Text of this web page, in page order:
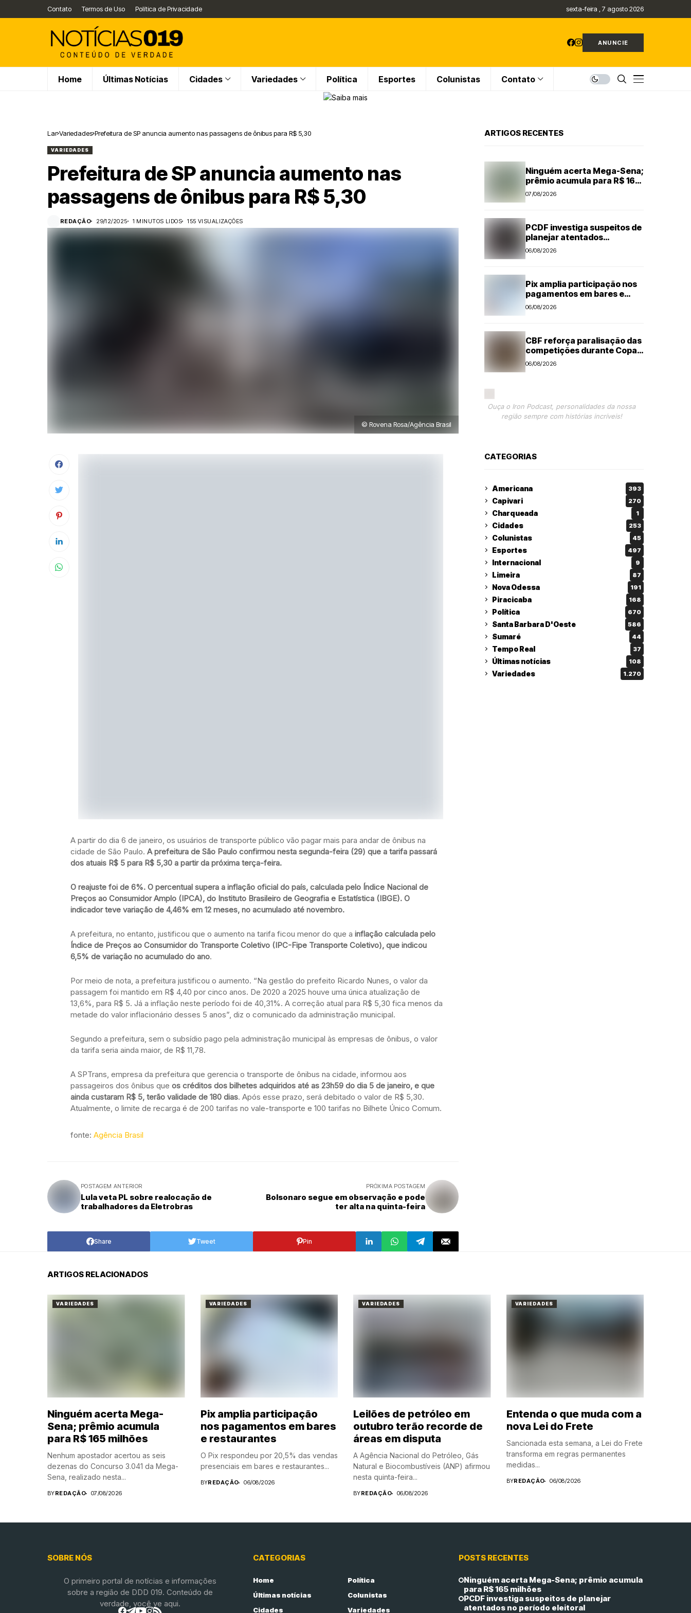
Contato Termos de Uso Política de Privacidade sexta-feira , 7 agosto 2026
ANUNCIE
Home Últimas Notícias Cidades Variedades Política Esportes Colunistas Contato
Lar Variedades Prefeitura de SP anuncia aumento nas passagens de ônibus para R$ 5,30
VARIEDADES
Prefeitura de SP anuncia aumento nas
passagens de ônibus para R$ 5,30
REDAÇÃO 29/12/2025 1 MINUTOS LIDOS 155 VISUALIZAÇÕES
© Rovena Rosa/Agência Brasil
A partir do dia 6 de janeiro, os usuários de transporte público vão pagar mais para andar de ônibus na
cidade de São Paulo. A prefeitura de São Paulo confirmou nesta segunda-feira (29) que a tarifa passará
dos atuais R$ 5 para R$ 5,30 a partir da próxima terça-feira.
O reajuste foi de 6%. O percentual supera a inflação oficial do país, calculada pelo Índice Nacional de
Preços ao Consumidor Amplo (IPCA), do Instituto Brasileiro de Geografia e Estatística (IBGE). O
indicador teve variação de 4,46% em 12 meses, no acumulado até novembro.
A prefeitura, no entanto, justificou que o aumento na tarifa ficou menor do que a inflação calculada pelo
Índice de Preços ao Consumidor do Transporte Coletivo (IPC-Fipe Transporte Coletivo), que indicou
6,5% de variação no acumulado do ano.
Por meio de nota, a prefeitura justificou o aumento. “Na gestão do prefeito Ricardo Nunes, o valor da
passagem foi mantido em R$ 4,40 por cinco anos. De 2020 a 2025 houve uma única atualização de
13,6%, para R$ 5. Já a inflação neste período foi de 40,31%. A correção atual para R$ 5,30 fica menos da
metade do valor inflacionário desses 5 anos”, diz o comunicado da administração municipal.
Segundo a prefeitura, sem o subsídio pago pela administração municipal às empresas de ônibus, o valor
da tarifa seria ainda maior, de R$ 11,78.
A SPTrans, empresa da prefeitura que gerencia o transporte de ônibus na cidade, informou aos
passageiros dos ônibus que os créditos dos bilhetes adquiridos até as 23h59 do dia 5 de janeiro, e que
ainda custaram R$ 5, terão validade de 180 dias. Após esse prazo, será debitado o valor de R$ 5,30.
Atualmente, o limite de recarga é de 200 tarifas no vale-transporte e 100 tarifas no Bilhete Único Comum.
fonte: Agência Brasil
POSTAGEM ANTERIOR
Lula veta PL sobre realocação de
trabalhadores da Eletrobras
PRÓXIMA POSTAGEM
Bolsonaro segue em observação e pode
ter alta na quinta-feira
Share Tweet Pin
ARTIGOS RECENTES
Ninguém acerta Mega-Sena;
prêmio acumula para R$ 165
milhões
07/08/2026
PCDF investiga suspeitos de
planejar atentados
no período eleitoral
06/08/2026
Pix amplia participação nos
pagamentos em bares e
restaurantes
06/08/2026
CBF reforça paralisação das
competições durante Copa
Feminina em 2027
06/08/2026
Ouça o Iron Podcast, personalidades da nossa
região sempre com histórias incríveis!
CATEGORIAS
Americana 393
Capivari 270
Charqueada 1
Cidades 253
Colunistas 45
Esportes 497
Internacional 9
Limeira 87
Nova Odessa 191
Piracicaba 168
Política 670
Santa Barbara D'Oeste 586
Sumaré 44
Tempo Real 37
Últimas notícias 108
Variedades 1.270
ARTIGOS RELACIONADOS
VARIEDADES
Ninguém acerta Mega-
Sena; prêmio acumula
para R$ 165 milhões
Nenhum apostador acertou as seis
dezenas do Concurso 3.041 da Mega-
Sena, realizado nesta...
BYREDAÇÃO 07/08/2026
VARIEDADES
Pix amplia participação
nos pagamentos em bares
e restaurantes
O Pix respondeu por 20,5% das vendas
presenciais em bares e restaurantes...
BYREDAÇÃO 06/08/2026
VARIEDADES
Leilões de petróleo em
outubro terão recorde de
áreas em disputa
A Agência Nacional do Petróleo, Gás
Natural e Biocombustíveis (ANP) afirmou
nesta quinta-feira...
BYREDAÇÃO 06/08/2026
VARIEDADES
Entenda o que muda com a
nova Lei do Frete
Sancionada esta semana, a Lei do Frete
transforma em regras permanentes
medidas...
BYREDAÇÃO 06/08/2026
SOBRE NÓS
O primeiro portal de notícias e informações
sobre a região de DDD 019. Conteúdo de
verdade, você ve aqui.
CATEGORIAS
Home
Política
Últimas notícias
Colunistas
Cidades
Variedades
POSTS RECENTES
Ninguém acerta Mega-Sena; prêmio acumula
para R$ 165 milhões
PCDF investiga suspeitos de planejar
atentados no período eleitoral